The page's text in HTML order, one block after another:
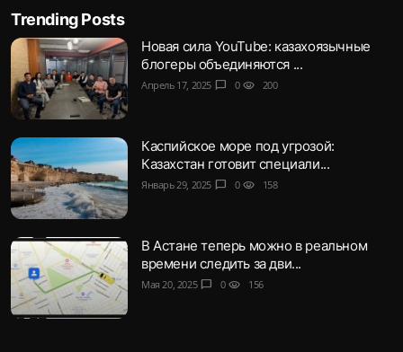
Trending Posts
Новая сила YouTube: казахоязычные
блогеры объединяются ...
Апрель 17, 2025 chat_bubble 0 visibility 200
Каспийское море под угрозой:
Казахстан готовит специали...
Январь 29, 2025 chat_bubble 0 visibility 158
В Астане теперь можно в реальном
времени следить за дви...
Мая 20, 2025 chat_bubble 0 visibility 156